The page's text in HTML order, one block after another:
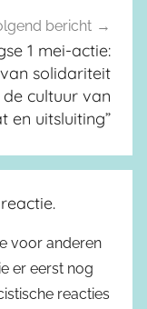
bericht
1 mei-actie:
solidariteit
cultuur van
en uitsluiting”
voor anderen
er eerst nog
reacties